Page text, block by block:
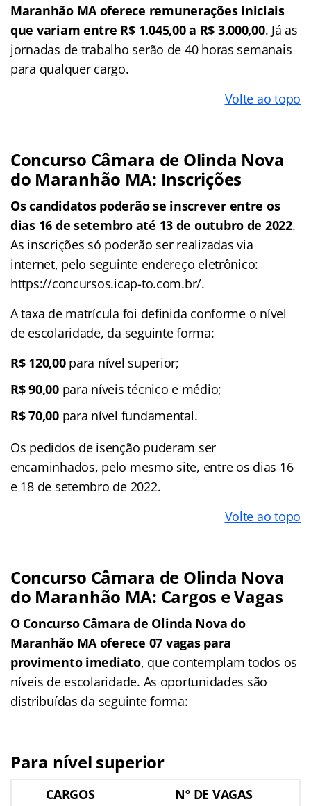
Maranhão MA oferece remunerações iniciais
que variam entre R$ 1.045,00 a R$ 3.000,00. Já as
jornadas de trabalho serão de 40 horas semanais
para qualquer cargo.
Volte ao topo
Concurso Câmara de Olinda Nova
do Maranhão MA: Inscrições
Os candidatos poderão se inscrever entre os
dias 16 de setembro até 13 de outubro de 2022.
As inscrições só poderão ser realizadas via
internet, pelo seguinte endereço eletrônico:
https://concursos.icap-to.com.br/.
A taxa de matrícula foi definida conforme o nível
de escolaridade, da seguinte forma:
R$ 120,00para nível superior;
R$ 90,00para níveis técnico e médio;
R$ 70,00para nível fundamental.
Os pedidos de isenção puderam ser
encaminhados, pelo mesmo site, entre os dias 16
e 18 de setembro de 2022.
Volte ao topo
Concurso Câmara de Olinda Nova
do Maranhão MA: Cargos e Vagas
O Concurso Câmara de Olinda Nova do
Maranhão MA oferece 07 vagas para
provimento imediato, que contemplam todos os
níveis de escolaridade. As oportunidades são
distribuídas da seguinte forma:
Para nível superior
CARGOS Nº DE VAGAS